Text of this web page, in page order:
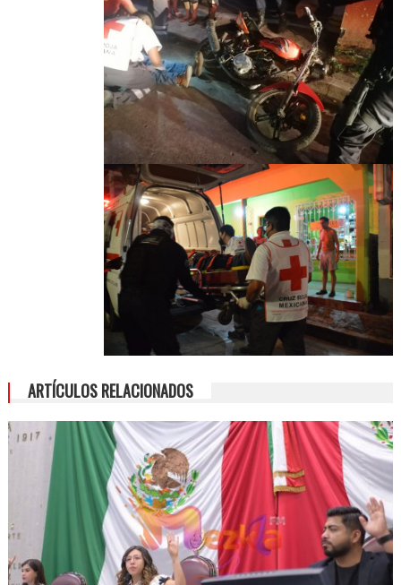
ARTÍCULOS RELACIONADOS